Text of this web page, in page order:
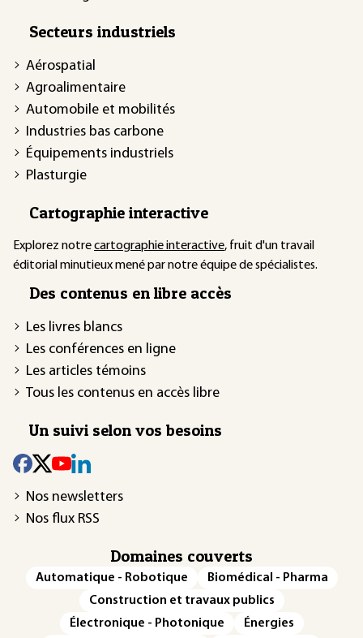
Secteurs industriels
Aérospatial
Agroalimentaire
Automobile et mobilités
Industries bas carbone
Équipements industriels
Plasturgie
Cartographie interactive
Explorez notrecartographie interactive, fruit d'un travail
éditorial minutieux mené par notre équipe de spécialistes.
Des contenus en libre accès
Les livres blancs
Les conférences en ligne
Les articles témoins
Tous les contenus en accès libre
Un suivi selon vos besoins
Nos newsletters
Nos flux RSS
Domaines couverts
Automatique - Robotique
Biomédical - Pharma
Construction et travaux publics
Électronique - Photonique
Énergies